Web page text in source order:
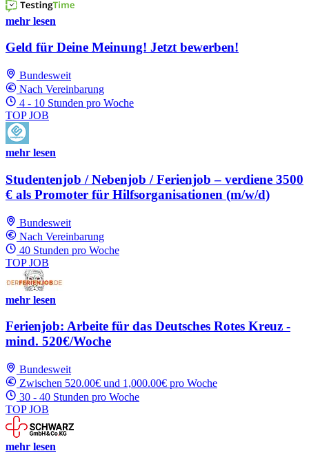
mehr lesen
Geld für Deine Meinung! Jetzt bewerben!
Bundesweit
Nach Vereinbarung
4 - 10 Stunden pro Woche
TOP JOB
mehr lesen
Studentenjob / Nebenjob / Ferienjob – verdiene 3500
€ als Promoter für Hilfsorganisationen (m/w/d)
Bundesweit
Nach Vereinbarung
40 Stunden pro Woche
TOP JOB
mehr lesen
Ferienjob: Arbeite für das Deutsches Rotes Kreuz -
mind. 520€/Woche
Bundesweit
Zwischen 520.00€ und 1,000.00€ pro Woche
30 - 40 Stunden pro Woche
TOP JOB
mehr lesen